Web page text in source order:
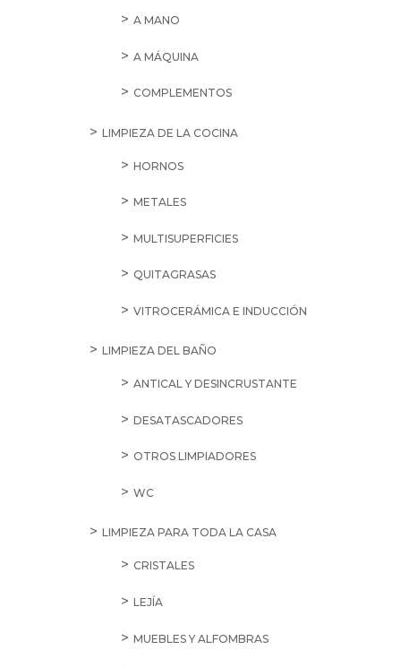
A MANO
A MÁQUINA
COMPLEMENTOS
LIMPIEZA DE LA COCINA
HORNOS
METALES
MULTISUPERFICIES
QUITAGRASAS
VITROCERÁMICA E INDUCCIÓN
LIMPIEZA DEL BAÑO
ANTICAL Y DESINCRUSTANTE
DESATASCADORES
OTROS LIMPIADORES
WC
LIMPIEZA PARA TODA LA CASA
CRISTALES
LEJÍA
MUEBLES Y ALFOMBRAS